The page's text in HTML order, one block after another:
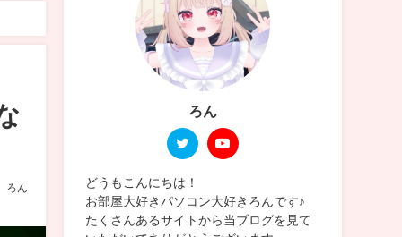
ろん
ろん
どうもこんにちは！
お部屋大好きパソコン大好きろんです♪
たくさんあるサイトから当ブログを見て